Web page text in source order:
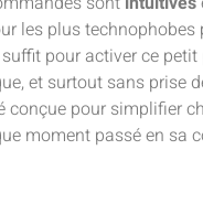
les plus technophobes
pour activer ce petit
et surtout sans prise
conçue pour simplifier
moment passé en sa